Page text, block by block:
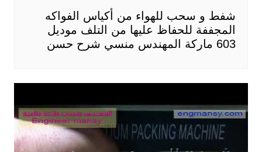
شفط و سحب للهواء من أكياس الفواكه
المجففة للحفاظ عليها من التلف موديل
603 ماركة المهندس منسي شرح حسن